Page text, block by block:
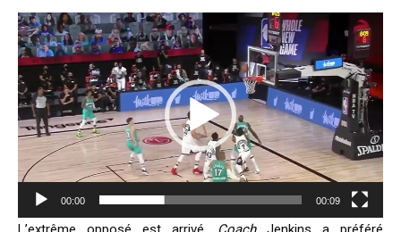
Lecteur
vidéo
00:00 00:09